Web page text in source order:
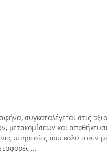
συγκαταλέγεται στις
μετακομίσεων και
υπηρεσίες που καλύπτουν
...